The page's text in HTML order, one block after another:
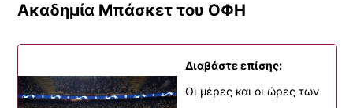
Ακαδημία Μπάσκετ του ΟΦΗ
Διαβάστε επίσης:
Οι μέρες και οι ώρες των